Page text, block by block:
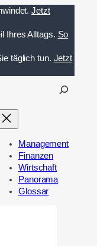
Jetzt
Ihres Alltags. So
täglich tun. Jetzt
n
Management
Finanzen
Wirtschaft
Panorama
Glossar